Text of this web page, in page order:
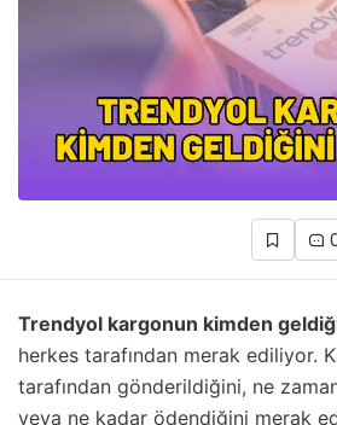
Trendyol kargonun kimden
herkes tarafından merak ediliyor.
tarafından gönderildiğini, ne
veya ne kadar ödendiğini merak